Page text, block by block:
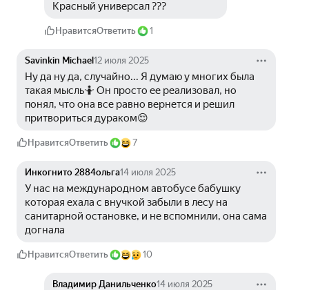
Красный универсал ???
НравитсяОтветить 1
Savinkin Michael 12 июля 2025
Ну да ну да, случайно... Я думаю у многих была
такая мысль🤷 Он просто ее реализовал, но
понял, что она все равно вернется и решил
притвориться дураком😌
НравитсяОтветить 7
Инкогнито 2884ольга14 июля 2025
У нас на международном автобусе бабушку
которая ехала с внучкой забыли в лесу на
санитарной остановке, и не вспомнили, она сама
догнала
НравитсяОтветить 10
Владимир Данильченко14 июля 2025